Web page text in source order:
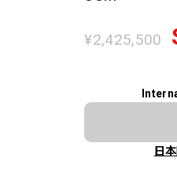
¥2,425,500
日